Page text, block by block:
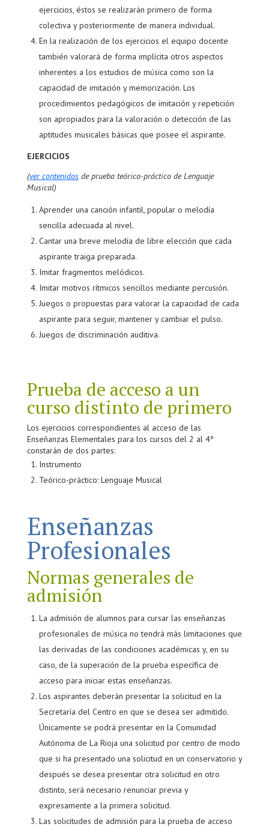
ejercicios, éstos se realizarán primero de forma
colectiva y posteriormente de manera individual.
En la realización de los ejercicios el equipo docente
también valorará de forma implícita otros aspectos
inherentes a los estudios de música como son la
capacidad de imitación y memorización. Los
procedimientos pedagógicos de imitación y repetición
son apropiados para la valoración o detección de las
aptitudes musicales básicas que posee el aspirante.
EJERCICIOS
(ver contenidosde prueba teórico-práctico de Lenguaje
Musical)
Aprender una canción infantil, popular o melodía
sencilla adecuada al nivel.
Cantar una breve melodía de libre elección que cada
aspirante traiga preparada.
Imitar fragmentos melódicos.
Imitar motivos rítmicos sencillos mediante percusión.
Juegos o propuestas para valorar la capacidad de cada
aspirante para seguir, mantener y cambiar el pulso.
Juegos de discriminación auditiva.
Prueba de acceso a un
curso distinto de primero
Los ejercicios correspondientes al acceso de las
Enseñanzas Elementales para los cursos del 2 al 4º
constarán de dos partes:
Instrumento
Teórico-práctico: Lenguaje Musical
Enseñanzas
Profesionales
Normas generales de
admisión
La admisión de alumnos para cursar las enseñanzas
profesionales de música no tendrá más limitaciones que
las derivadas de las condiciones académicas y, en su
caso, de la superación de la prueba específica de
acceso para iniciar estas enseñanzas.
Los aspirantes deberán presentar la solicitud en la
Secretaría del Centro en que se desea ser admitido.
Únicamente se podrá presentar en la Comunidad
Autónoma de La Rioja una solicitud por centro de modo
que si ha presentado una solicitud en un conservatorio y
después se desea presentar otra solicitud en otro
distinto, será necesario renunciar previa y
expresamente a la primera solicitud.
Las solicitudes de admisión para la prueba de acceso